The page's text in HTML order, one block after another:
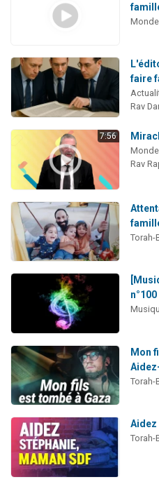
faire
Rav
7:56
Rav
Torah-
n°100
Mon
Torah-
Aidez
Torah-